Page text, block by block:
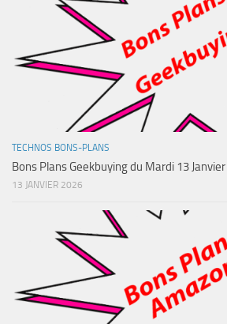
TECHNOS BONS-PLANS
Bons Plans Geekbuying du Mardi 13
13 JANVIER 2026